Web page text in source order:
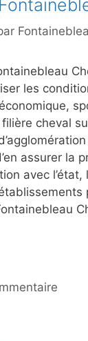
les
cheval
assurer la
avec l’état,